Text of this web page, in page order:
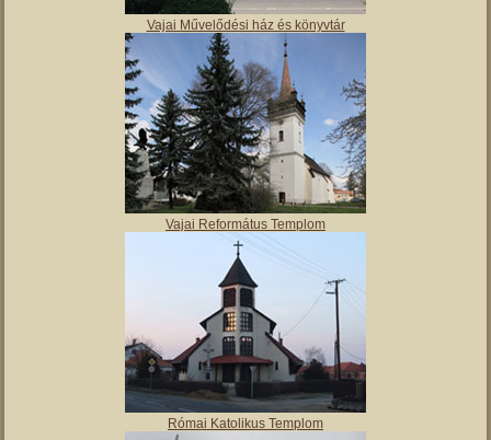
Vajai Művelődési ház és könyvtár
Vajai Református Templom
Római Katolikus Templom